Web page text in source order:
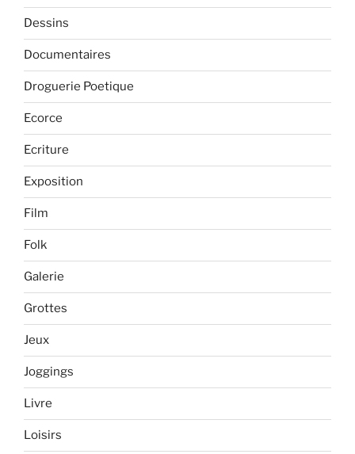
Dessins
Documentaires
Droguerie Poetique
Ecorce
Ecriture
Exposition
Film
Folk
Galerie
Grottes
Jeux
Joggings
Livre
Loisirs